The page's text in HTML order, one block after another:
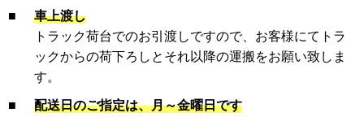
■
車上渡し
トラック荷台でのお引渡しですので、お客様にてトラ
ックからの荷下ろしとそれ以降の運搬をお願い致しま
す。
■
配送日のご指定は、月～金曜日です